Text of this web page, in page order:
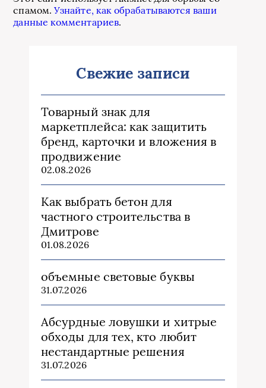
спамом.Узнайте, как обрабатываются ваши
данные комментариев.
Свежие записи
Товарный знак для
маркетплейса: как защитить
бренд, карточки и вложения в
продвижение
02.08.2026
Как выбрать бетон для
частного строительства в
Дмитрове
01.08.2026
объемные световые буквы
31.07.2026
Абсурдные ловушки и хитрые
обходы для тех, кто любит
нестандартные решения
31.07.2026